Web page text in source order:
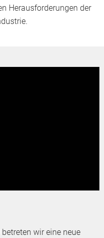
Herausforderungen der
wir eine neue